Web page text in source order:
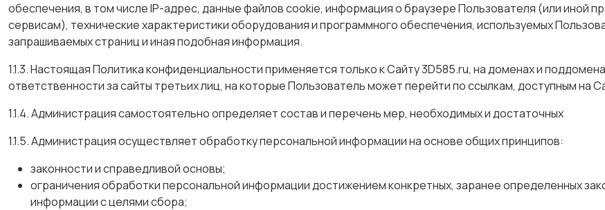
обеспечения, в том числе IP-адрес, данные файлов cookie, информация о браузере Пользователя (или иной
сервисам), технические характеристики оборудования и программного обеспечения, используемых
запрашиваемых страниц и иная подобная информация.
1.1.3. Настоящая Политика конфиденциальности применяется только к Сайту 3D585.ru, на доменах и
ответственности за сайты третьих лиц, на которые Пользователь может перейти по ссылкам, доступным на
1.1.4. Администрация самостоятельно определяет состав и перечень мер, необходимых и достаточных
1.1.5. Администрация осуществляет обработку персональной информации на основе общих принципов:
законности и справедливой основы;
ограничения обработки персональной информации достижением конкретных, заранее определенных
информации с целями сбора;